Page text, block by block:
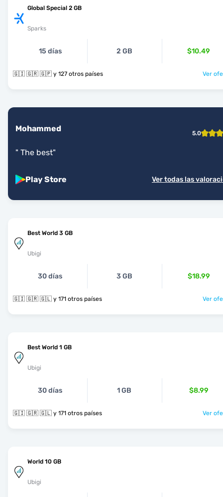
Global Special 2 GB
Sparks
15 días 2 GB $10.49
🇬🇮 🇬🇷 🇬🇵 y 127 otros países Ver
Mohammed 5.0
" The best"
Play Store Ver todas las
Best World 3 GB
Ubigi
30 días 3 GB $18.99
🇬🇮 🇬🇷 🇬🇱 y 171 otros países Ver
Best World 1 GB
Ubigi
30 días 1 GB $8.99
🇬🇮 🇬🇷 🇬🇱 y 171 otros países Ver
World 10 GB
Ubigi